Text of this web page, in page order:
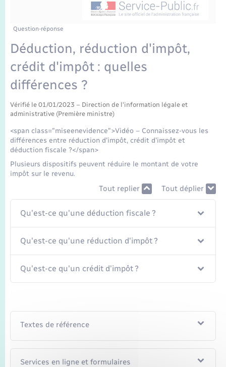
Etat-civil - Papiers - Citoyenneté
Mariage – PACS
Parrainage civil
Recensement
Logement - Urbanisme
Loisirs
Nouvel habitant
Numérique
Organisation d’événement
Sécurité - Prévention
Seniors
Transports
Transports scolaires
Voirie et espace public
Travaux - Autorisation d’occupation de l’espace
Compétences
Plan interactif
Présentation de la commune
Publications
La Communauté de communes
Question-réponse
Déduction, réduction d'impôt,
crédit d'impôt : quelles
différences ?
Vérifié le 01/01/2023 – Direction de l'information légale et
administrative (Première ministre)
<span class="miseenevidence">Vidéo – Connaissez-vous les
différences entre réduction d'impôt, crédit d'impôt et
déduction fiscale ?</span>
Plusieurs dispositifs peuvent réduire le montant de votre
impôt sur le revenu.
Tout replier Tout déplier
Qu'est-ce qu'une déduction fiscale ?
Qu'est-ce qu'une réduction d'impôt ?
Qu'est-ce qu'un crédit d'impôt ?
Textes de référence
Services en ligne et formulaires